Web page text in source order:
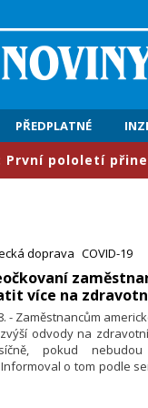
PŘEDPLATNÉ
přineslo na
doprava COVID-19
více na
- Zaměstnancům
odvody na
pokud
Informoval o tom podle